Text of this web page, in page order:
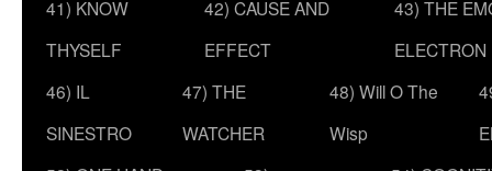
41) KNOW
THYSELF
42) CAUSE AND
EFFECT
43) THE
ELECTRON
46) IL
SINESTRO
47) THE
WATCHER
48) Will O The
Wisp